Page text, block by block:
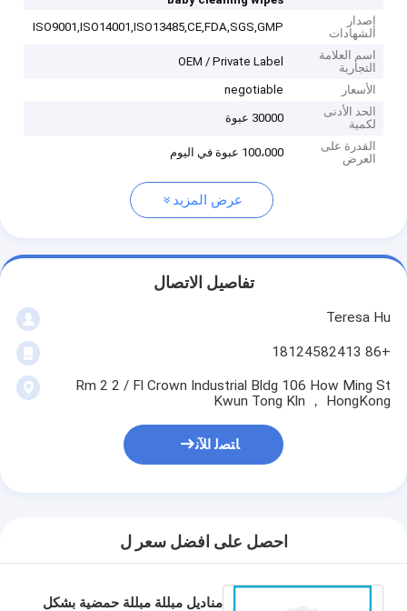
إصدار
الشهادات
ISO9001,ISO14001,ISO13485,CE,FDA,SGS,GMP
اسم العلامة
التجارية
OEM / Private Label
الأسعار
negotiable
الحد الأدنى
لكمية
30000 عبوة
القدرة على
العرض
100،000 عبوة في اليوم
عرض المزيد
تفاصيل الاتصال
Teresa Hu
+86 18124582413
Rm 2 2 / Fl Crown Industrial Bldg 106 How Ming St
Kwun Tong Kln ， HongKong
ﺎﺘﺼﻟ ﺍﻶﻧ
احصل على افضل سعر ل
مناديل مبللة مبللة حمضية بشكل